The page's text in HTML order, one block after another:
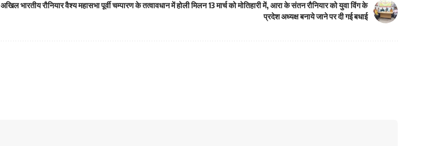
अखिल भारतीय रौनियार वैश्य महासभा पूर्वी चम्पारण के तत्वावधान में होली मिलन 13 मार्च को मोतिहारी में, आरा के संतन रौनियार को युवा विंग के
प्रदेश अध्यक्ष बनाये जाने पर दी गई बधाई